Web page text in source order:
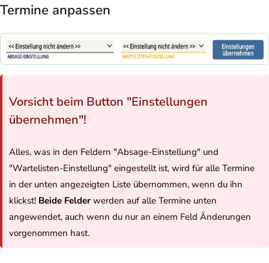
Termine anpassen
Vorsicht beim Button "Einstellungen
übernehmen"!
Alles, was in den Feldern "Absage-Einstellung" und
"Wartelisten-Einstellung" eingestellt ist, wird für alle Termine
in der unten angezeigten Liste übernommen, wenn du ihn
klickst! Beide Felder werden auf alle Termine unten
angewendet, auch wenn du nur an einem Feld Änderungen
vorgenommen hast.